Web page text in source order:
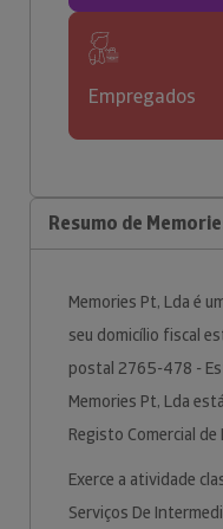
Empregados
Resumo de
Memories Pt, Lda é
seu domicílio fiscal
postal 2765-478 -
Memories Pt, Lda
Registo Comercial de
Exerce a atividade
Serviços De